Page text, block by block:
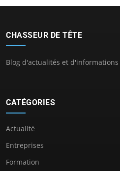
CHASSEUR DE TÊTE
Blog d'actualités et d'informations
CATÉGORIES
Actualité
Entreprises
Formation